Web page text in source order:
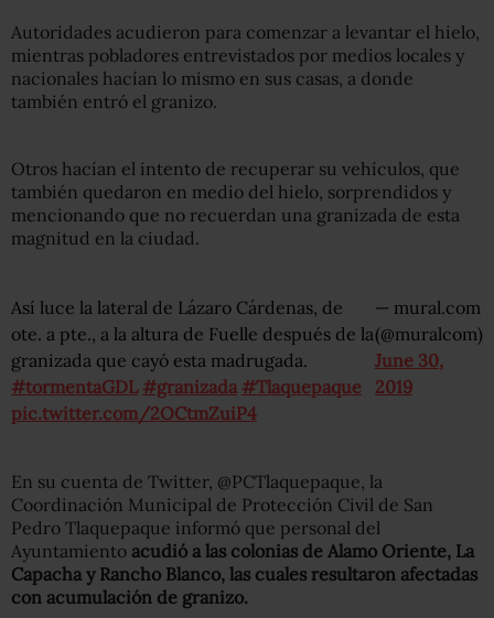
Autoridades acudieron para comenzar a levantar el hielo,
mientras pobladores entrevistados por medios locales y
nacionales hacían lo mismo en sus casas, a donde
también entró el granizo.
Otros hacían el intento de recuperar su vehículos, que
también quedaron en medio del hielo, sorprendidos y
mencionando que no recuerdan una granizada de esta
magnitud en la ciudad.
Así luce la lateral de Lázaro Cárdenas, de
ote. a pte., a la altura de Fuelle después de la
granizada que cayó esta madrugada.
#tormentaGDL #granizada #Tlaquepaque
pic.twitter.com/2OCtmZuiP4
— mural.com
(@muralcom)
June 30,
2019
En su cuenta de Twitter, @PCTlaquepaque, la
Coordinación Municipal de Protección Civil de San
Pedro Tlaquepaque informó que personal del
Ayuntamiento acudió a las colonias de Alamo Oriente, La
Capacha y Rancho Blanco, las cuales resultaron afectadas
con acumulación de granizo.